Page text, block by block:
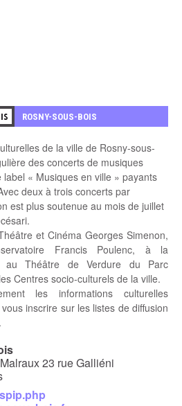
ROSNY-SOUS-BOIS
de la ville de Rosny-sous-
des concerts de musiques
« Musiques en ville » payants
deux à trois concerts par
est plus soutenue au mois de juillet
et Cinéma Georges Simenon,
Francis Poulenc, à la
au Théâtre de Verdure du Parc
Centres socio-culturels de la ville.
les informations culturelles
inscrire sur les listes de diffusion
23 rue Galliéni